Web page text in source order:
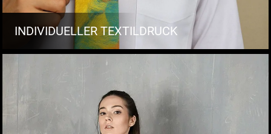
INDIVIDUELLER TEXTILDRUCK